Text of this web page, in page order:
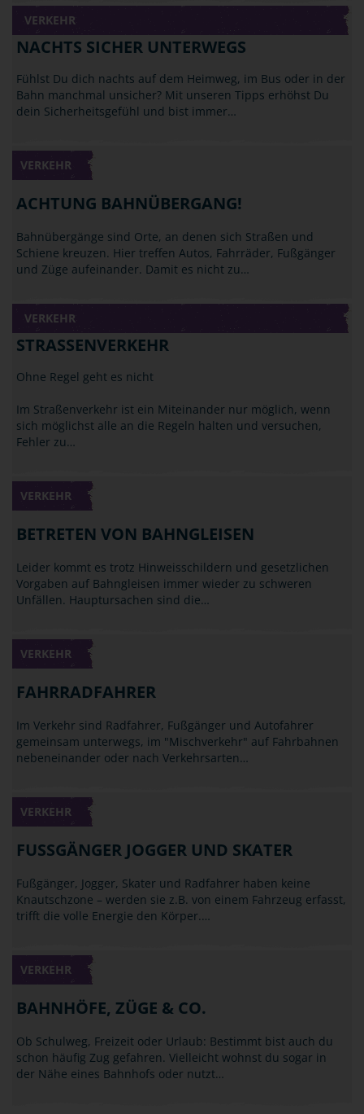
VERKEHR
NACHTS SICHER UNTERWEGS
Fühlst Du dich nachts auf dem Heimweg, im Bus oder in der
Bahn manchmal unsicher? Mit unseren Tipps erhöhst Du
dein Sicherheitsgefühl und bist immer…
VERKEHR
ACHTUNG BAHNÜBERGANG!
Bahnübergänge sind Orte, an denen sich Straßen und
Schiene kreuzen. Hier treffen Autos, Fahrräder, Fußgänger
und Züge aufeinander. Damit es nicht zu…
VERKEHR
STRASSENVERKEHR
Ohne Regel geht es nicht
Im Straßenverkehr ist ein Miteinander nur möglich, wenn
sich möglichst alle an die Regeln halten und versuchen,
Fehler zu…
VERKEHR
BETRETEN VON BAHNGLEISEN
Leider kommt es trotz Hinweisschildern und gesetzlichen
Vorgaben auf Bahngleisen immer wieder zu schweren
Unfällen. Hauptursachen sind die…
VERKEHR
FAHRRADFAHRER
Im Verkehr sind Radfahrer, Fußgänger und Autofahrer
gemeinsam unterwegs, im "Mischverkehr" auf Fahrbahnen
nebeneinander oder nach Verkehrsarten…
VERKEHR
FUSSGÄNGER JOGGER UND SKATER
Fußgänger, Jogger, Skater und Radfahrer haben keine
Knautschzone – werden sie z.B. von einem Fahrzeug erfasst,
trifft die volle Energie den Körper.…
VERKEHR
BAHNHÖFE, ZÜGE & CO.
Ob Schulweg, Freizeit oder Urlaub: Bestimmt bist auch du
schon häufig Zug gefahren. Vielleicht wohnst du sogar in
der Nähe eines Bahnhofs oder nutzt…